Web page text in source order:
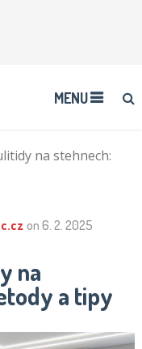
MENU
na stehnech:
on 6. 2. 2025
na
a tipy